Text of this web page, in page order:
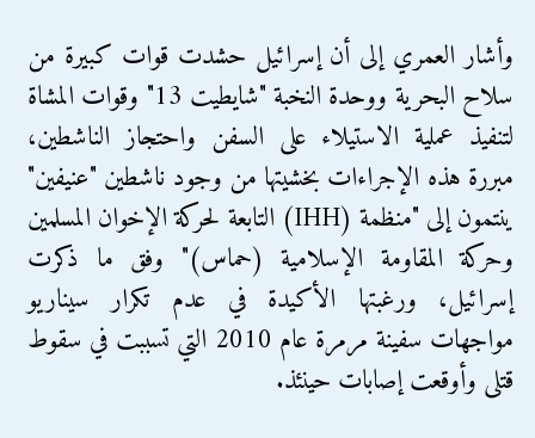
وأشار العمري إلى أن إسرائيل حشدت قوات كبيرة من
سلاح البحرية ووحدة النخبة "شايطيت 13" وقوات المشاة
لتنفيذ عملية الاستيلاء على السفن واحتجاز الناشطين،
مبررة هذه الإجراءات بخشيتها من وجود ناشطين "عنيفين"
ينتمون إلى "منظمة (IHH) التابعة لحركة الإخوان المسلمين
وحركة المقاومة الإسلامية (حماس)" وفق ما ذكرت
إسرائيل، ورغبتها الأكيدة في عدم تكرار سيناريو
مواجهات سفينة مرمرة عام 2010 التي تسببت في سقوط
قتلى وأوقعت إصابات حينئذ.